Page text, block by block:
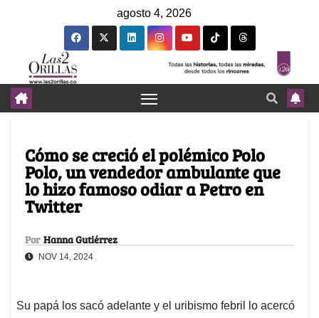
agosto 4, 2026
Cómo se creció el polémico Polo
Polo, un vendedor ambulante que
lo hizo famoso odiar a Petro en
Twitter
Por Hanna Gutiérrez
NOV 14, 2024
Su papá los sacó adelante y el uribismo febril lo acercó